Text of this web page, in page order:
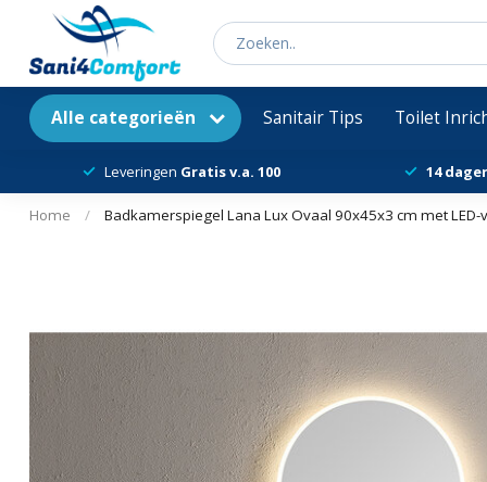
Alle categorieën Sanitair Tips Toilet
Leveringen Gratis v.a. 100 14
Home / Badkamerspiegel Lana Lux Ovaal 90x45x3 cm met